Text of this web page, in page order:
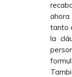
tanto
la